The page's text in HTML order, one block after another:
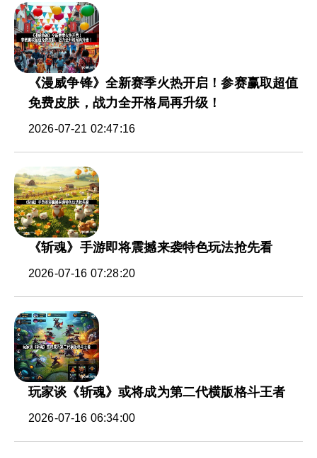
《漫威争锋》全新赛季火热开启！参赛赢取超值
免费皮肤，战力全开格局再升级！
2026-07-21 02:47:16
《斩魂》手游即将震撼来袭特色玩法抢先看
2026-07-16 07:28:20
玩家谈《斩魂》或将成为第二代横版格斗王者
2026-07-16 06:34:00